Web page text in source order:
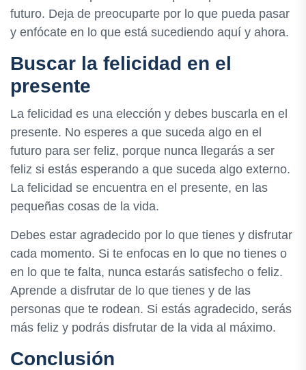
futuro. Deja de preocuparte por lo que pueda pasar
y enfócate en lo que está sucediendo aquí y ahora.
Buscar la felicidad en el
presente
La felicidad es una elección y debes buscarla en el
presente. No esperes a que suceda algo en el
futuro para ser feliz, porque nunca llegarás a ser
feliz si estás esperando a que suceda algo externo.
La felicidad se encuentra en el presente, en las
pequeñas cosas de la vida.
Debes estar agradecido por lo que tienes y disfrutar
cada momento. Si te enfocas en lo que no tienes o
en lo que te falta, nunca estarás satisfecho o feliz.
Aprende a disfrutar de lo que tienes y de las
personas que te rodean. Si estás agradecido, serás
más feliz y podrás disfrutar de la vida al máximo.
Conclusión